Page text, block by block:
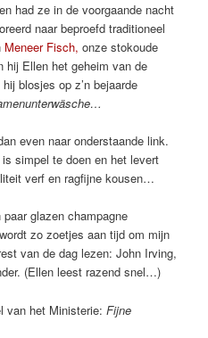
had ze in de voorgaande nacht
naar beproefd traditioneel
Meneer Fisch, onze stokoude
hij Ellen het geheim van de
blosjes op z’n bejaarde
even naar onderstaande link.
simpel te doen en het levert
verf en ragfijne kousen…
glazen champagne
zo zoetjes aan tijd om mijn
van de dag lezen: John Irving,
(Ellen leest razend snel…)
van het Ministerie:Fijne